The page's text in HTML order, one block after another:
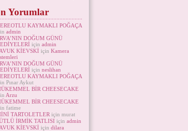
Yorumlar
KAYMAKLI POĞAÇA
admin
DOĞUM GÜNÜ
için admin
KİEVSKİ için Kamera
DOĞUM GÜNÜ
için neslihan
KAYMAKLI POĞAÇA
Pınar Aykut
BİR CHEESECAKE
Arzu
BİR CHEESECAKE
fatime
TARTOLETLER için murat
İRMİK TATLISI için admin
KİEVSKİ için dilara